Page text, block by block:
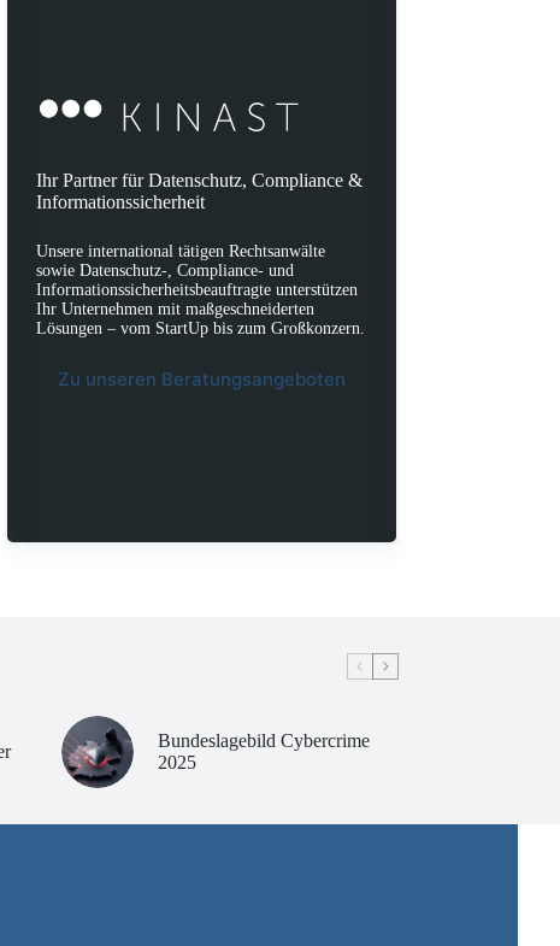
Ihr Partner für Datenschutz, Compliance &
Informationssicherheit
Unsere international tätigen Rechtsanwälte
sowie Datenschutz-, Compliance- und
Informationssicherheitsbeauftragte unterstützen
Ihr Unternehmen mit maßgeschneiderten
Lösungen – vom StartUp bis zum Großkonzern.
Zu unseren Beratungsangeboten
Bundeslagebild Cybercrime
2025